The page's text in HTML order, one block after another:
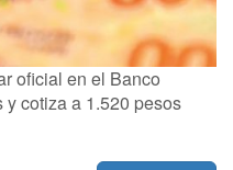
oficial en el Banco
cotiza a 1.520 pesos